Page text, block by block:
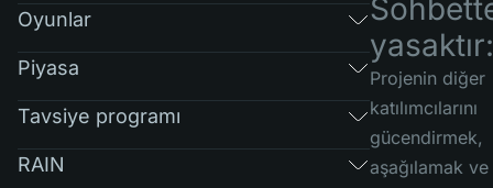
Oyunlar
Piyasa
Tavsiye programı
RAIN
yasaktır:
Projenin diğer
katılımcılarını
gücendirmek,
aşağılamak ve